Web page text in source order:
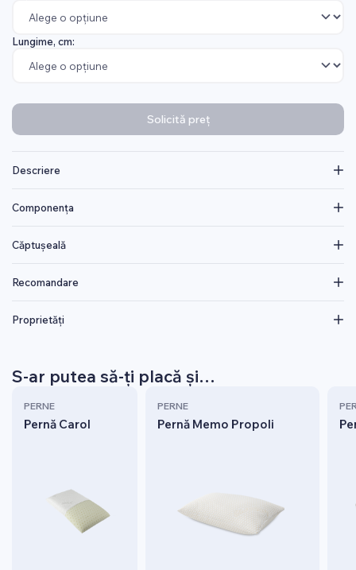
Lungime, cm:
Solicită preț
Descriere
Componența
Căptușeală
Recomandare
Proprietăți
S-ar putea să-ți placă și…
PERNE
Pernă Carol
PERNE
Pernă Memo Propoli